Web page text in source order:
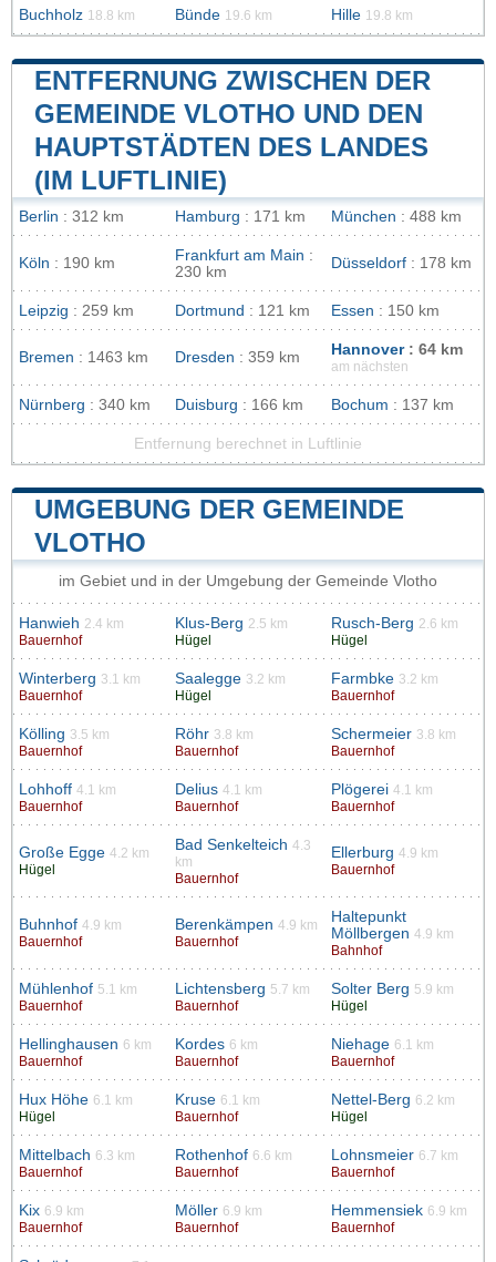
Buchholz 18.8 km Bünde 19.6 km Hille 19.8 km
ENTFERNUNG ZWISCHEN DER
GEMEINDE VLOTHO UND DEN
HAUPTSTÄDTEN DES LANDES
(IM LUFTLINIE)
Berlin : 312 km Hamburg : 171 km München : 488 km
Köln : 190 km Frankfurt am Main :
230 km
Düsseldorf : 178 km
Leipzig : 259 km Dortmund : 121 km Essen : 150 km
Bremen : 1463 km Dresden : 359 km Hannover: 64 km
am nächsten
Nürnberg : 340 km Duisburg : 166 km Bochum : 137 km
Entfernung berechnet in Luftlinie
UMGEBUNG DER GEMEINDE
VLOTHO
im Gebiet und in der Umgebung der Gemeinde Vlotho
Hanwieh 2.4 km
Bauernhof
Klus-Berg 2.5 km
Hügel
Rusch-Berg 2.6 km
Hügel
Winterberg 3.1 km
Bauernhof
Saalegge 3.2 km
Hügel
Farmbke 3.2 km
Bauernhof
Kölling 3.5 km
Bauernhof
Röhr 3.8 km
Bauernhof
Schermeier 3.8 km
Bauernhof
Lohhoff 4.1 km
Bauernhof
Delius 4.1 km
Bauernhof
Plögerei 4.1 km
Bauernhof
Große Egge 4.2 km
Hügel
Bad Senkelteich 4.3
km
Bauernhof
Ellerburg 4.9 km
Bauernhof
Buhnhof 4.9 km
Bauernhof
Berenkämpen 4.9 km
Bauernhof
Haltepunkt
Möllbergen 4.9 km
Bahnhof
Mühlenhof 5.1 km
Bauernhof
Lichtensberg 5.7 km
Bauernhof
Solter Berg 5.9 km
Hügel
Hellinghausen 6 km
Bauernhof
Kordes 6 km
Bauernhof
Niehage 6.1 km
Bauernhof
Hux Höhe 6.1 km
Hügel
Kruse 6.1 km
Bauernhof
Nettel-Berg 6.2 km
Hügel
Mittelbach 6.3 km
Bauernhof
Rothenhof 6.6 km
Bauernhof
Lohnsmeier 6.7 km
Bauernhof
Kix 6.9 km
Bauernhof
Möller 6.9 km
Bauernhof
Hemmensiek 6.9 km
Bauernhof